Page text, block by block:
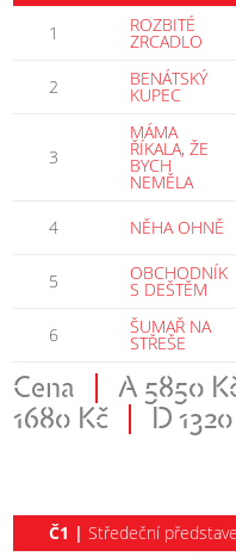
1
ROZBITÉ
ZRCADLO
2 BENÁTSKÝ
KUPEC
3
MÁMA
ŘÍKALA, ŽE
BYCH
NEMĚLA
4 NĚHA OHNĚ
5 OBCHODNÍK
S DEŠTĚM
6 ŠUMAŘ NA
STŘEŠE
Cena A 5850
1680 Kč
D
Č1 |Středeční